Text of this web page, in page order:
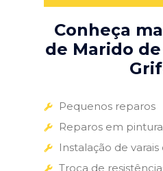
Conheça
de Marido
Pequenos reparos
Reparos em
Instalação de
Troca de